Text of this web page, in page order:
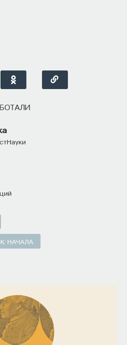
НАЧАЛА
вклад в дело
ПОСТНАУКУ